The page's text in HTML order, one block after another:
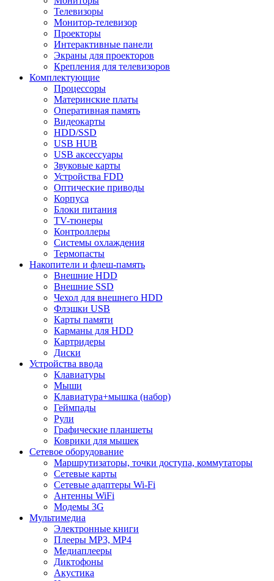
Телевизоры
Монитор-телевизор
Проекторы
Интерактивные панели
Экраны для проекторов
Крепления для телевизоров
Комплектующие
Процессоры
Материнские платы
Оперативная память
Видеокарты
HDD/SSD
USB HUB
USB аксессуары
Звуковые карты
Устройства FDD
Оптические приводы
Корпуса
Блоки питания
TV-тюнеры
Контроллеры
Системы охлаждения
Термопасты
Накопители и флеш-память
Внешние HDD
Внешние SSD
Чехол для внешнего HDD
Флэшки USB
Карты памяти
Карманы для HDD
Картридеры
Диски
Устройства ввода
Клавиатуры
Мыши
Клавиатура+мышка (набор)
Геймпады
Рули
Графические планшеты
Коврики для мышек
Сетевое оборудование
Маршрутизаторы, точки доступа, коммутаторы
Сетевые карты
Сетевые адаптеры Wi-Fi
Антенны WiFi
Модемы 3G
Мультимедиа
Электронные книги
Плееры MP3, MP4
Медиаплееры
Диктофоны
Акустика